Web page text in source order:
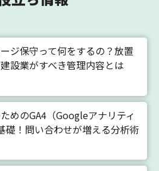
ジ保守って何をするの？放置
設業がすべき管理内容とは
めのGA4（Googleアナリティ
礎！問い合わせが増える分析術